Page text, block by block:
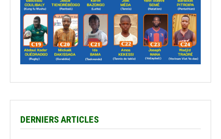
DERNIERS ARTICLES